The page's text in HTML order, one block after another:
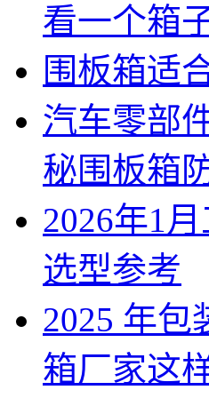
看一个箱
围板箱适
汽车零部
秘围板箱
2026年1
选型参考
2025 年包
箱厂家这